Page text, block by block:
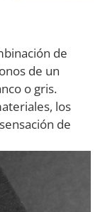
de
de un
o gris.
los
de